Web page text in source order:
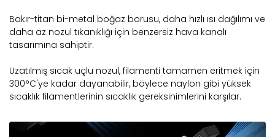
Bakır-titan bi-metal boğaz borusu, daha hızlı ısı dağılımı ve
daha az nozul tıkanıklığı için benzersiz hava kanalı
tasarımına sahiptir.
Uzatılmış sıcak uçlu nozul, filamenti tamamen eritmek için
300°C'ye kadar dayanabilir, böylece naylon gibi yüksek
sıcaklık filamentlerinin sıcaklık gereksinimlerini karşılar.